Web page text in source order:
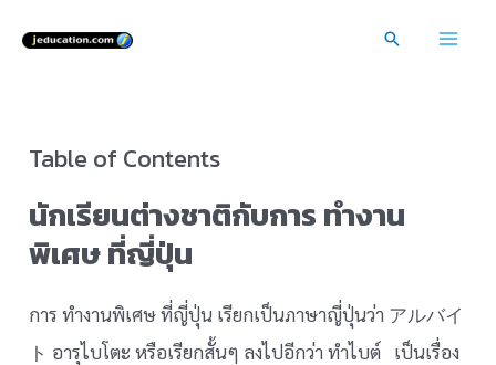
Search
Table of Contents
นักเรียนต่างชาติกับการ ทำงาน
พิเศษ ที่ญี่ปุ่น
การ ทำงานพิเศษ ที่ญี่ปุ่น เรียกเป็นภาษาญี่ปุ่นว่า アルバイ
ト อารุไบโตะ หรือเรียกสั้นๆ ลงไปอีกว่า ทำไบต์ เป็นเรื่อง